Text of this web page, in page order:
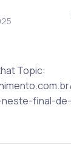
Topic:
final-